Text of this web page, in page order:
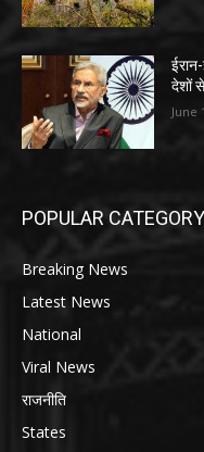
देशों
June
POPULAR CATEGORY
Breaking News
Latest News
National
Viral News
राजनीति
States